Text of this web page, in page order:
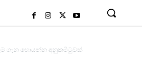
ගැන හොයන්න අනුකමිටුවක්